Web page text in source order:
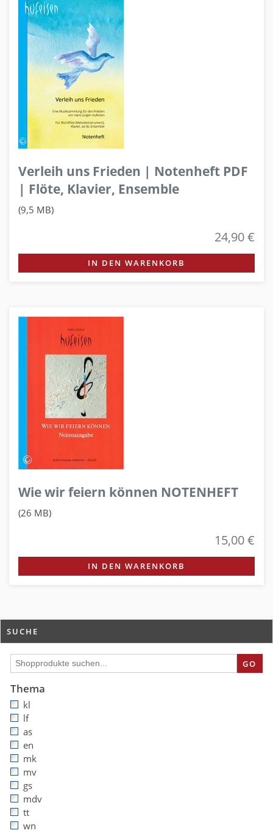
Verleih uns Frieden | Notenheft PDF
| Flöte, Klavier, Ensemble
(9,5 MB)
24,90 €
IN DEN WARENKORB
Wie wir feiern können NOTENHEFT
(26 MB)
15,00 €
IN DEN WARENKORB
SUCHE
GO
Thema
kl
lf
as
en
mk
mv
gs
mdv
tt
wn